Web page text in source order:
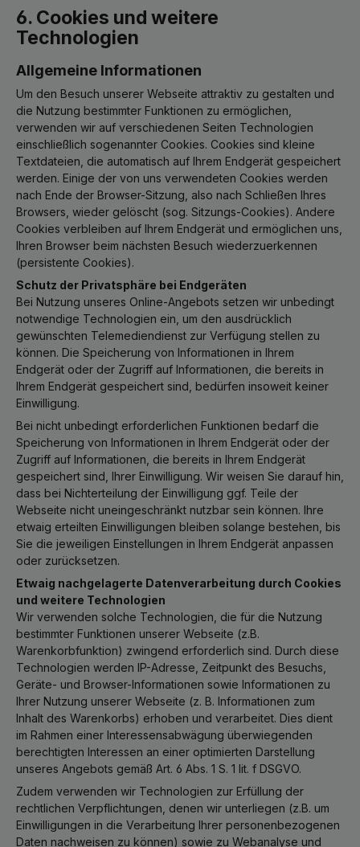
6. Cookies und weitere
Technologien
Allgemeine Informationen
Um den Besuch unserer Webseite attraktiv zu gestalten und
die Nutzung bestimmter Funktionen zu ermöglichen,
verwenden wir auf verschiedenen Seiten Technologien
einschließlich sogenannter Cookies. Cookies sind kleine
Textdateien, die automatisch auf Ihrem Endgerät gespeichert
werden. Einige der von uns verwendeten Cookies werden
nach Ende der Browser-Sitzung, also nach Schließen Ihres
Browsers, wieder gelöscht (sog. Sitzungs-Cookies). Andere
Cookies verbleiben auf Ihrem Endgerät und ermöglichen uns,
Ihren Browser beim nächsten Besuch wiederzuerkennen
(persistente Cookies).
Schutz der Privatsphäre bei Endgeräten
Bei Nutzung unseres Online-Angebots setzen wir unbedingt
notwendige Technologien ein, um den ausdrücklich
gewünschten Telemediendienst zur Verfügung stellen zu
können. Die Speicherung von Informationen in Ihrem
Endgerät oder der Zugriff auf Informationen, die bereits in
Ihrem Endgerät gespeichert sind, bedürfen insoweit keiner
Einwilligung.
Bei nicht unbedingt erforderlichen Funktionen bedarf die
Speicherung von Informationen in Ihrem Endgerät oder der
Zugriff auf Informationen, die bereits in Ihrem Endgerät
gespeichert sind, Ihrer Einwilligung. Wir weisen Sie darauf hin,
dass bei Nichterteilung der Einwilligung ggf. Teile der
Webseite nicht uneingeschränkt nutzbar sein können. Ihre
etwaig erteilten Einwilligungen bleiben solange bestehen, bis
Sie die jeweiligen Einstellungen in Ihrem Endgerät anpassen
oder zurücksetzen.
Etwaig nachgelagerte Datenverarbeitung durch Cookies
und weitere Technologien
Wir verwenden solche Technologien, die für die Nutzung
bestimmter Funktionen unserer Webseite (z.B.
Warenkorbfunktion) zwingend erforderlich sind. Durch diese
Technologien werden IP-Adresse, Zeitpunkt des Besuchs,
Geräte- und Browser-Informationen sowie Informationen zu
Ihrer Nutzung unserer Webseite (z. B. Informationen zum
Inhalt des Warenkorbs) erhoben und verarbeitet. Dies dient
im Rahmen einer Interessensabwägung überwiegenden
berechtigten Interessen an einer optimierten Darstellung
unseres Angebots gemäß Art. 6 Abs. 1 S. 1 lit. f DSGVO.
Zudem verwenden wir Technologien zur Erfüllung der
rechtlichen Verpflichtungen, denen wir unterliegen (z.B. um
Einwilligungen in die Verarbeitung Ihrer personenbezogenen
Daten nachweisen zu können) sowie zu Webanalyse und